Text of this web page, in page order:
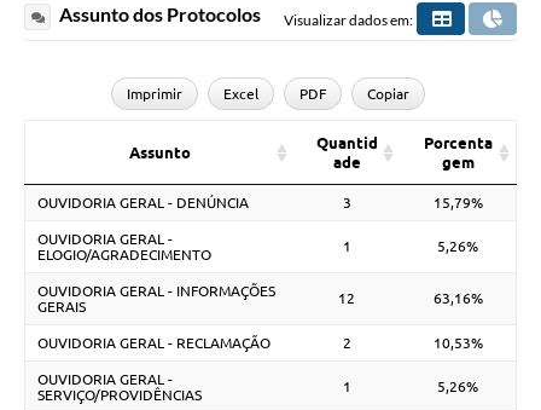
Assunto dos Protocolos Visualizar dados em:
Imprimir Excel PDF Copiar
Assunto
Quantid
ade
Porcenta
gem
OUVIDORIA GERAL - DENÚNCIA 3 15,79%
OUVIDORIA GERAL -
ELOGIO/AGRADECIMENTO
1 5,26%
OUVIDORIA GERAL - INFORMAÇÕES
GERAIS
12 63,16%
OUVIDORIA GERAL - RECLAMAÇÃO 2 10,53%
OUVIDORIA GERAL -
SERVIÇO/PROVIDÊNCIAS
1 5,26%